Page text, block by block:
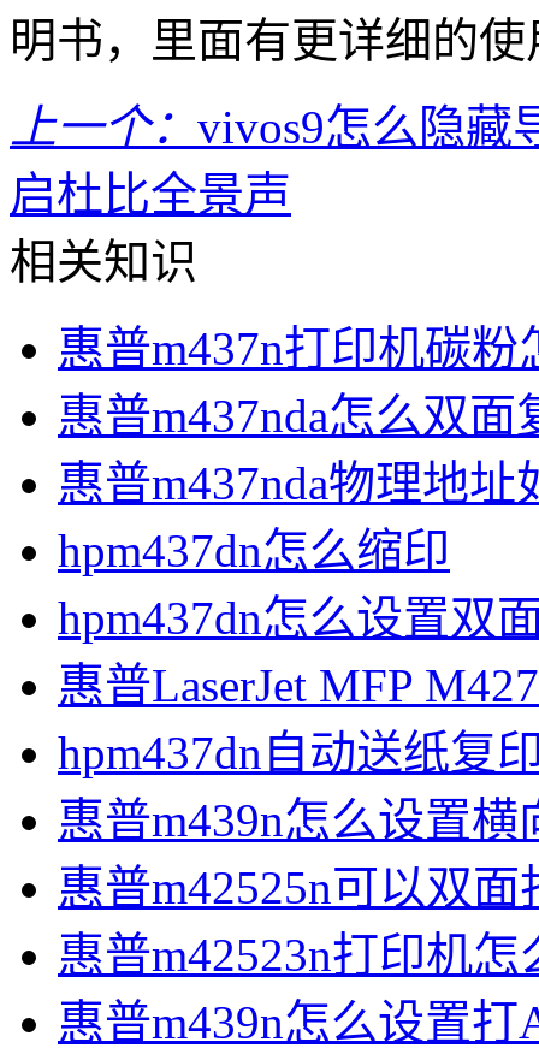
明书，里面有更详细的
上一个： vivos9怎么隐藏
启杜比全景声
相关知识
惠普m437n打印机碳粉
惠普m437nda怎么双面
惠普m437nda物理地址
hpm437dn怎么缩印
hpm437dn怎么设置双
惠普LaserJet MFP
hpm437dn自动送纸复
惠普m439n怎么设置横
惠普m42525n可以双面
惠普m42523n打印机怎
惠普m439n怎么设置打